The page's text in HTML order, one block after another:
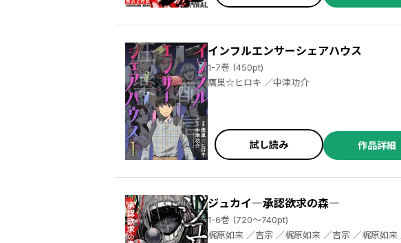
インフルエンサーシェアハウス
1-7巻 (450pt)
鷹巣☆ヒロキ ／中津功介
試し読み 作品詳細
ジュカイ―承認欲求の森―
1-6巻 (720～740pt)